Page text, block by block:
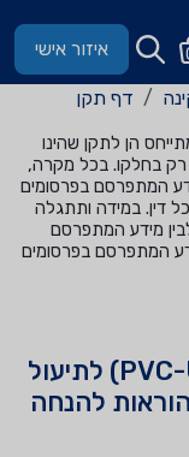
איזור אישי
דף תקן
הן לתקן שהינו
רק בחלקו. בכל מקרה,
המתפרסם בפרסומים
דין. במידה ותתגלה
מידע המתפרסם
המתפרסם בפרסומים
צנרת מפוליוויניל כלורי קשיח (PVC-U) לתיעול
להנחה